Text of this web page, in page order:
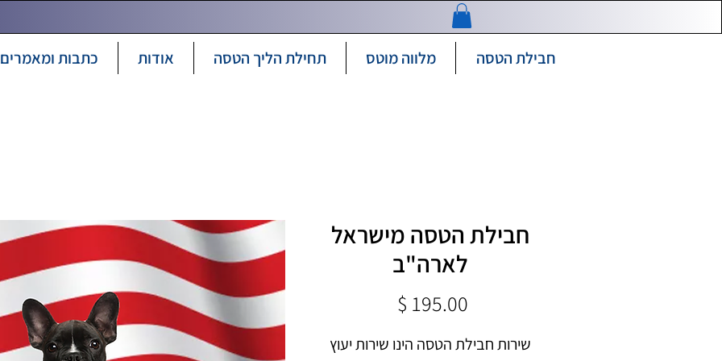
חבילת הטסה מלווה מוטס תחילת הליך הטסה אודות כתבות ומאמרים
חבילת הטסה מישראל
לארה"ב
שירות חבילת הטסה הינו שירות יעוץ